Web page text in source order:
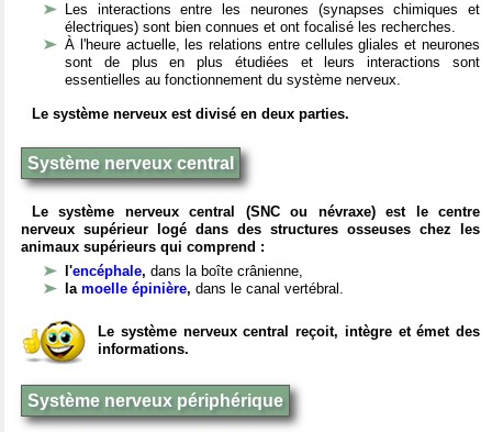
Les interactions entre les neurones (synapses chimiques et
électriques) sont bien connues et ont focalisé les recherches.
À l'heure actuelle, les relations entre cellules gliales et neurones
sont de plus en plus étudiées et leurs interactions sont
essentielles au fonctionnement du système nerveux.
Le système nerveux est divisé en deux parties.
Système nerveux central
Le système nerveux central (SNC ou névraxe) est le centre
nerveux supérieur logé dans des structures osseuses chez les
animaux supérieurs qui comprend :
l'encéphale, dans la boîte crânienne,
la moelle épinière, dans le canal vertébral.
Le système nerveux central reçoit, intègre et émet des
informations.
Système nerveux périphérique